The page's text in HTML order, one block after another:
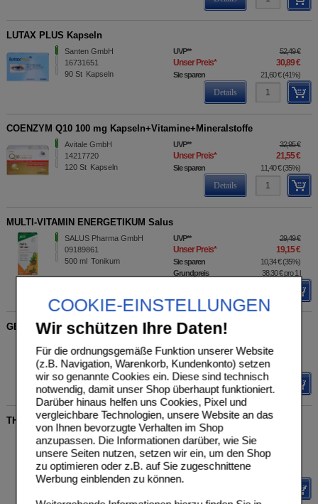
COOKIE-EINSTELLUNGEN
Wir schützen Ihre Daten!
Für die ordnungsgemäße Funktion unserer Website
(z.B. Navigation, Warenkorb, Kundenkonto) setzen
wir so genannte Cookies ein. Diese sind technisch
notwendig, damit unser Shop überhaupt funktioniert.
Darüber hinaus helfen uns Cookies, Pixel und
vergleichbare Technologien, unsere Website an das
von Ihnen bevorzugte Verhalten im Shop
anzupassen. Die Informationen darüber, wie Sie
unsere Seiten nutzen, setzen wir ein, um den Shop
zu optimieren oder z.B. auf Sie zugeschnittene
Werbung einblenden zu können.
LUTAX PLUS Kapseln
Santen GmbH
16731651
90 St Kapseln
UVP** 52,49 €
Unser Preis* 30,89 €
Sie sparen 21,60 € (41%)
Details
COENZYM Q10 100 mg Kapseln+Vitamine+Mineralstoffe
Avitale GmbH
14217720
120 St Kapseln
UVP** 32,95 €
Unser Preis* 21,55 €
Sie sparen 11,40 € (35%)
Details
MULTI-VITAMIN ENERGETIKUM Salus
SALUS Pharma GmbH
09189861
500 ml Tonikum
UVP** 29,49 €
Unser Preis* 19,15 €
Sie sparen 10,34 € (35%)
Grundpreis
38,30 €pro 1 l
GERSTENGRAS HORDEUM vulgare Kapseln
12521520
120St Kapseln
Unser Preis*
Sie sparen 7,00 €
Details
THIOCYN Haarkapseln
Thiocyn GmbH
17933109
60St Kapseln
UVP**
Unser Preis*
Sie sparen 10,90 €
MHD: